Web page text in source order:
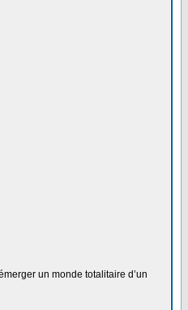
un monde totalitaire d’un